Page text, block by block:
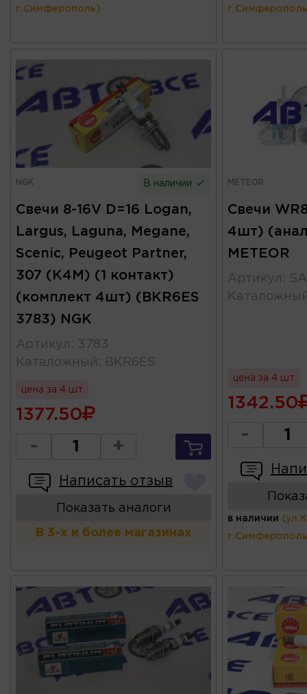
г.Симферополь)
NGK В наличии
Свечи 8-16V D=16 Logan,
Largus, Laguna, Megane,
Scenic, Peugeot Partner,
307 (K4M) (1 контакт)
(комплект 4шт) (BKR6ES
3783) NGK
Артикул : 3783
Каталожный : BKR6ES
цена за 4 шт
1377.50
- +
Написать отзыв
Показать аналоги
В 3-х и более магазинах
METEOR
Свечи
4шт)
METEOR
Артикул :
цена за 4 шт
1342.50
-
в наличии